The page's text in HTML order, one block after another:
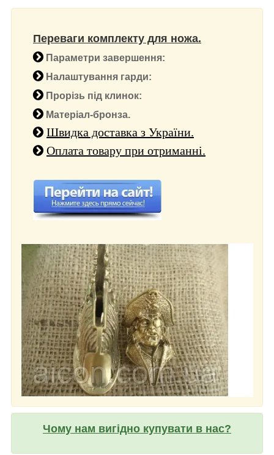
Переваги комплекту для ножа.
Параметри завершення:
Налаштування гарди:
Прорізь під клинок:
Матеріал-бронза.
Швидка доставка з України.
Оплата товару при отриманні.
Чому нам вигідно купувати в нас?